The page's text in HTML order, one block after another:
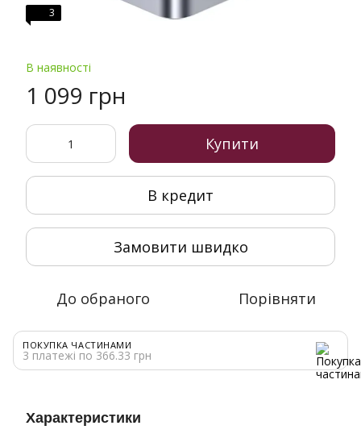
3
В наявності
1 099 грн
Купити
В кредит
Замовити швидко
До обраного Порівняти
ПОКУПКА ЧАСТИНАМИ
3 платежі по 366.33 грн
Характеристики